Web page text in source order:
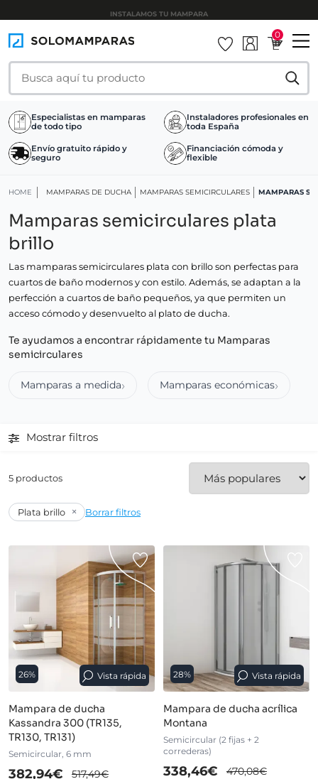
0
Especialistas en mamparas
de todo tipo
Instaladores profesionales en
toda España
Envío gratuito rápido y
seguro
Financiación cómoda y
flexible
HOME MAMPARAS DE DUCHA MAMPARAS SEMICIRCULARES MAMPARAS
Mamparas semicirculares plata
brillo
Las mamparas semicirculares plata con brillo son perfectas para
cuartos de baño modernos y con estilo. Además, se adaptan a la
perfección a cuartos de baño pequeños, ya que permiten un
acceso cómodo y desenvuelto al plato de ducha.
Te ayudamos a encontrar rápidamente tu Mamparas
semicirculares
Mamparas a medida Mamparas económicas
Mostrar filtros
5 productos
Plata brillo × Borrar filtros
26% Vista rápida
Mampara de ducha
Kassandra 300 (TR135,
TR130, TR131)
Semicircular, 6 mm
382,94€ 517,49€
28% Vista rápida
Mampara de ducha acrílica
Montana
Semicircular (2 fijas + 2
correderas)
338,46€ 470,08€